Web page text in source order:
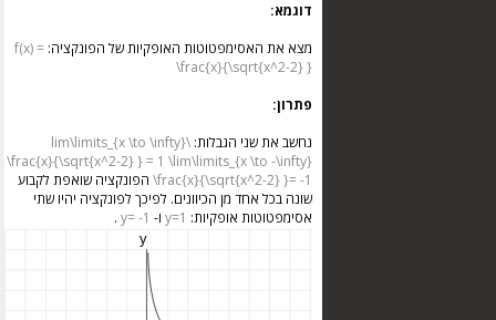
דוגמא:
מצא את האסימפטוטות האופקיות של הפונקציה: f(x) =
\frac{x}{\sqrt{x^2-2} }
פתרון:
נחשב את שני הגבלות: \lim\limits_{x \to \infty}
\frac{x}{\sqrt{x^2-2} } = 1 \lim\limits_{x \to -\infty}
\frac{x}{\sqrt{x^2-2} }= -1 הפונקציה שואפת לקבוע
שונה בכל אחד מן הכיוונים. לפיכך לפונקציה יהיו שתי
אסימפטוטות אופקיות: y=1 ו- y= -1
.